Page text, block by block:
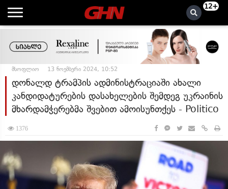
12+
მსოფლიო 13 ნოემბერი 2024, 10:52
დონალდ ტრამპის ადმინისტრაციაში ახალი
კანდიდატურების დასახელების შემდეგ უკრაინის
მხარდამჭერებმა შვებით ამოისუნთქეს - Politico
1376